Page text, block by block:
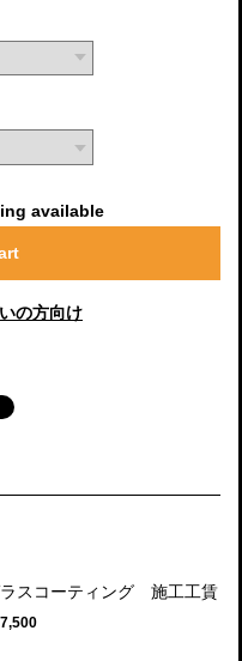
available
の方向け
スコーティング 施工工賃